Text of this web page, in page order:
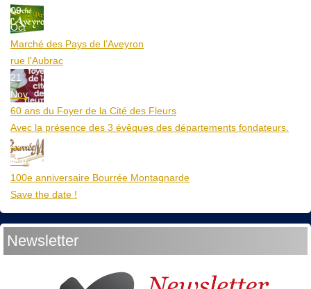
09
Oct
Marché des Pays de l’Aveyron
rue l'Aubrac
21
Nov
60 ans du Foyer de la Cité des Fleurs
Avec la présence des 3 évêques des départements fondateurs.
20
Mar
100e anniversaire Bourrée Montagnarde
Save the date !
Newsletter